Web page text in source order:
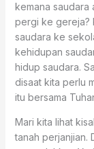
kemana saudara
pergi ke gereja?
saudara ke
kehidupan
hidup saudara.
disaat kita perlu
itu bersama
Mari kita lihat
tanah perjanjian.